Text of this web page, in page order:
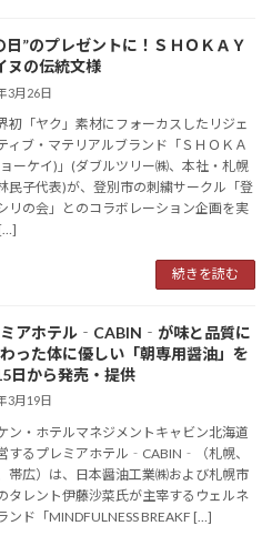
日”のプレゼントに！ＳＨＯＫＡＹ
ヌの伝統文様
3月26日
初「ヤク」素材にフォーカスしたリジェ
ィブ・マテリアルブランド「ＳＨＯＫＡ
ーケイ)」(ダブルツリー㈱、本社・札幌
民子代表)が、登別市の刺繍サークル「登
リの会」とのコラボレーション企画を実
続きを読む
アホテル‐CABIN‐が味と品質に
った体に優しい「朝専用醤油」を
日から発売・提供
3月19日
ン・ホテルマネジメントキャビン北海道
するプレミアホテル‐CABIN‐（札幌、
帯広）は、日本醤油工業㈱および札幌市
タレント伊藤沙菜氏が主宰するウェルネ
ンド「MINDFULNESS BREAKF […]